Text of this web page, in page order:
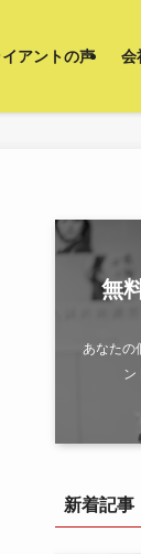
アントの声 会
無
あなたの
ン
新着記事